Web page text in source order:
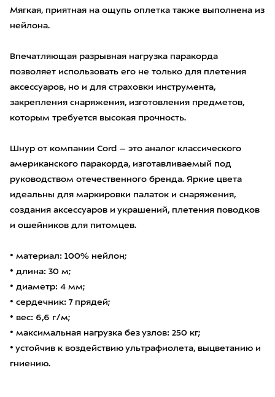
Мягкая, приятная на ощупь оплетка также выполнена из
нейлона.
Впечатляющая разрывная нагрузка паракорда
позволяет использовать его не только для плетения
аксессуаров, но и для страховки инструмента,
закрепления снаряжения, изготовления предметов,
которым требуется высокая прочность.
Шнур от компании Cord – это аналог классического
американского паракорда, изготавливаемый под
руководством отечественного бренда. Яркие цвета
идеальны для маркировки палаток и снаряжения,
создания аксессуаров и украшений, плетения поводков
и ошейников для питомцев.
• материал: 100% нейлон;
• длина: 30 м;
• диаметр: 4 мм;
• сердечник: 7 прядей;
• вес: 6,6 г/м;
• максимальная нагрузка без узлов: 250 кг;
• устойчив к воздействию ультрафиолета, выцветанию и
гниению.